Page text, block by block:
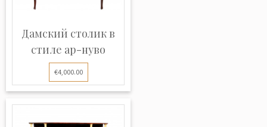
Дамский столик в
стиле ар-нуво
€4,000.00